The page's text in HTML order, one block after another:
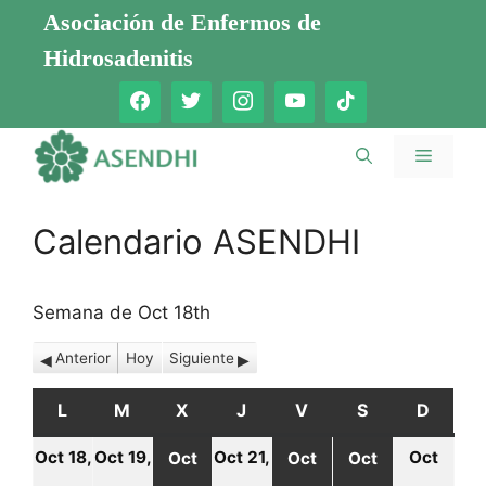
Saltar
contenido
Asociación de Enfermos de
Hidrosadenitis
Menú
Calendario ASENDHI
Semana de Oct 18th
Anterior Hoy Siguiente
L LUNES
M MARTES
X MIÉRCOLES
J JUEVES
V VIERNES
S SÁBADO
D
Oct 18,Oct 19,
Oct
Oct 21,
Oct
Oct
Oct